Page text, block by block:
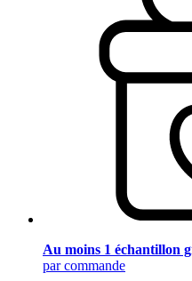
Au moins 1 échantillon
par commande